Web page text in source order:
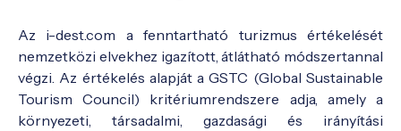
Az i-dest.com a fenntartható turizmus értékelését
nemzetközi elvekhez igazított, átlátható módszertannal
végzi. Az értékelés alapját a GSTC (Global Sustainable
Tourism Council) kritériumrendszere adja, amely a
környezeti, társadalmi, gazdasági és irányítási